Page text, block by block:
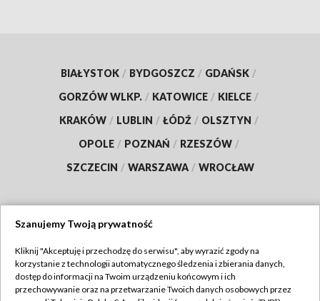
BIAŁYSTOK / BYDGOSZCZ / GDAŃSK /
GORZÓW WLKP. / KATOWICE / KIELCE /
KRAKÓW / LUBLIN / ŁÓDŹ / OLSZTYN /
OPOLE / POZNAŃ / RZESZÓW /
SZCZECIN / WARSZAWA / WROCŁAW
TVP
Abonament TVP
Regulamin TVP
Szanujemy Twoją prywatność
Kliknij "Akceptuję i przechodzę do serwisu", aby wyrazić zgody na
korzystanie z technologii automatycznego śledzenia i zbierania danych,
dostęp do informacji na Twoim urządzeniu końcowym i ich
przechowywanie oraz na przetwarzanie Twoich danych osobowych przez